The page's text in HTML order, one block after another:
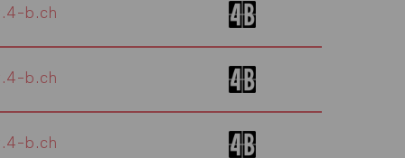
b.ch
b.ch
b.ch